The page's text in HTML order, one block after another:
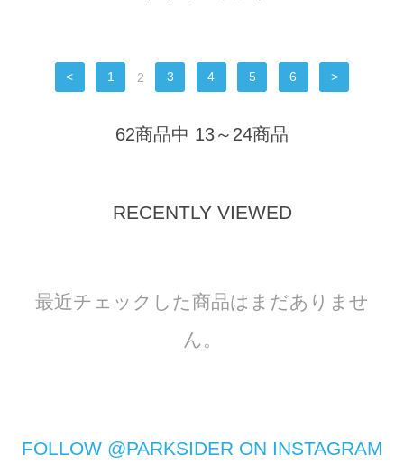
< 1 2 3 4 5 6 >
62商品中 13～24商品
RECENTLY VIEWED
最近チェックした商品はまだありませ
ん。
FOLLOW @PARKSIDER ON INSTAGRAM